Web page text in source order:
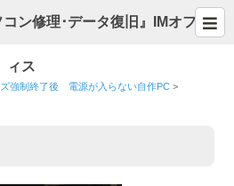
ン修理･データ復旧』IMオフ
ィス
強制終了後 電源が入らない自作PC >